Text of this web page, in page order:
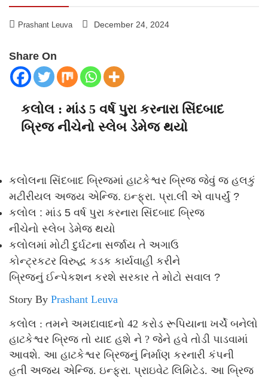
Prashant Leuva December 24, 2024
Share On
કલોલ : માંડ 5 વર્ષ પુરા કરનારા સિંદબાદ
બ્રિજ નીચેનો સ્લેબ ડેમેજ થયો
કલોલના સિંદબાદ બ્રિજમાં હાટકેશ્વર બ્રિજ જેવું જ હલકું
મટીરીયલ અજય એન્જિ. ઇન્ફ્રા. પ્રા.લી એ વાપર્યું ?
કલોલ : માંડ 5 વર્ષ પુરા કરનારા સિંદબાદ બ્રિજ
નીચેનો સ્લેબ ડેમેજ થયો
કલોલમાં મોટી દુર્ઘટના સર્જાય તે અગાઉ
કોન્ટ્રકટર વિરુદ્ધ કડક કાર્યવાહી કરીને
બ્રિજનું ઈન્પેકશન કરશે સરકાર તે મોટો સવાલ ?
Story By Prashant Leuva
કલોલ : તમને અમદાવાદનો 42 કરોડ રૂપિયાના ખર્ચે બનેલો
હાટકેશ્વર બ્રિજ તો યાદ હશે ને ? જેને હવે તોડી પાડવામાં
આવશે. આ હાટકેશ્વર બ્રિજનું નિર્માણ કરનારી કંપની
હતી અજય એન્જિ. ઇન્ફ્રા. પ્રાઇવેટ લિમિટેડ. આ બ્રિજ